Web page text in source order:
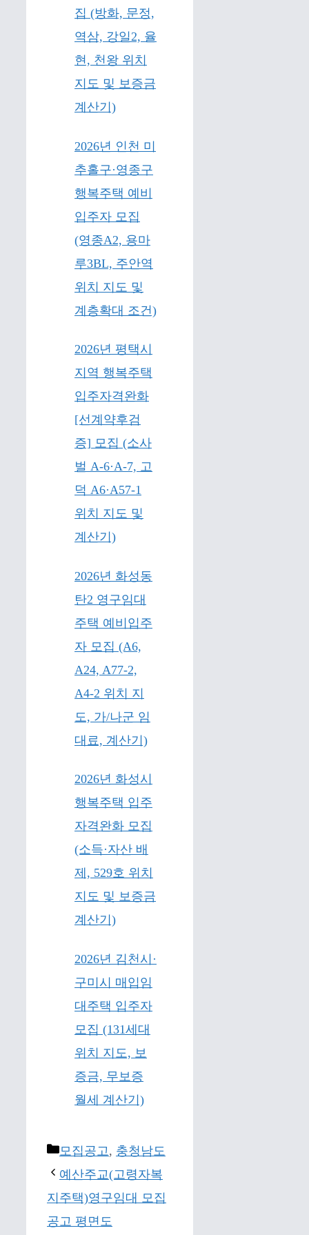
집 (방화, 문정,
역삼, 강일2, 율
현, 천왕 위치
지도 및 보증금
계산기)
2026년 인천 미
추홀구·영종구
행복주택 예비
입주자 모집
(영종A2, 용마
루3BL, 주안역
위치 지도 및
계층확대 조건)
2026년 평택시
지역 행복주택
입주자격완화
[선계약후검
증] 모집 (소사
벌 A-6·A-7, 고
덕 A6·A57-1
위치 지도 및
계산기)
2026년 화성동
탄2 영구임대
주택 예비입주
자 모집 (A6,
A24, A77-2,
A4-2 위치 지
도, 가/나군 임
대료, 계산기)
2026년 화성시
행복주택 입주
자격완화 모집
(소득·자산 배
제, 529호 위치
지도 및 보증금
계산기)
2026년 김천시·
구미시 매입임
대주택 입주자
모집 (131세대
위치 지도, 보
증금, 무보증
월세 계산기)
Categories
모집공고, 충청남도
예산주교(고령자복
지주택)영구임대 모집
공고 평면도